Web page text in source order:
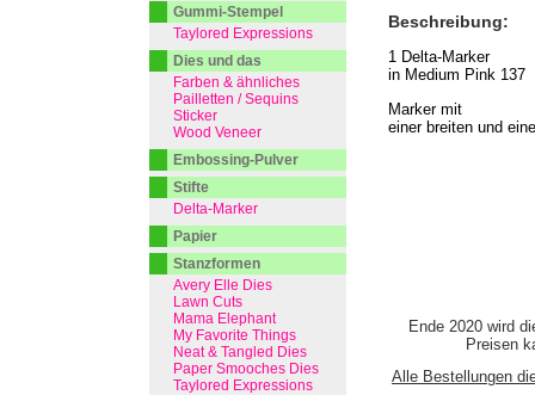
Beschreibung:
1 Delta-Marker
in Medium Pink 137
Marker mit
einer breiten und
Ende 2020 wird
Preisen
Alle Bestellungen
Gummi-Stempel
Taylored Expressions
Dies und das
Farben & ähnliches
Pailletten / Sequins
Sticker
Wood Veneer
Embossing-Pulver
Stifte
Delta-Marker
Papier
Stanzformen
Avery Elle Dies
Lawn Cuts
Mama Elephant
My Favorite Things
Neat & Tangled Dies
Paper Smooches Dies
Taylored Expressions